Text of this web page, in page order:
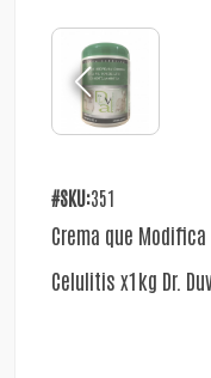
#SKU:351
Crema que
Celulitis x1kg Dr.